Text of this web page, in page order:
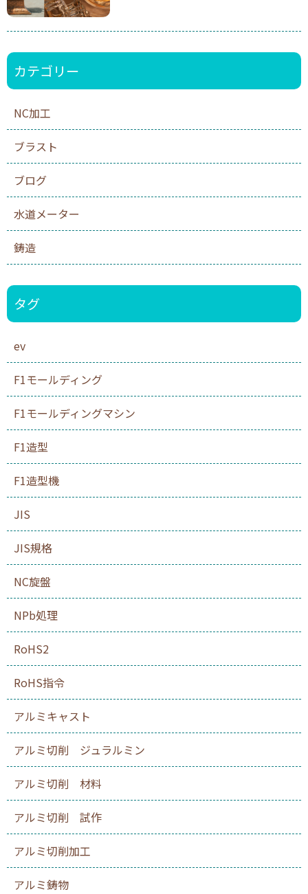
カテゴリー
NC加工
ブラスト
ブログ
水道メーター
鋳造
タグ
ev
F1モールディング
F1モールディングマシン
F1造型
F1造型機
JIS
JIS規格
NC旋盤
NPb処理
RoHS2
RoHS指令
アルミキャスト
アルミ切削 ジュラルミン
アルミ切削 材料
アルミ切削 試作
アルミ切削加工
アルミ鋳物